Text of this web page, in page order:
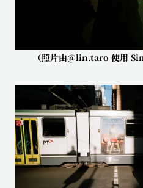
（照片由@lin.taro 使用